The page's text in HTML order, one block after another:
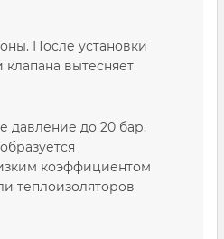
После установки
вытесняет
давление до 20 бар.
коэффициентом
теплоизоляторов